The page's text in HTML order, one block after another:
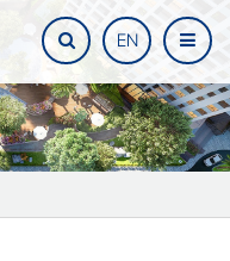
EN